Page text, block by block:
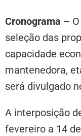
Cronograma –
seleção das
capacidade
mantenedora,
será divulgado
A interposição
fevereiro a 14